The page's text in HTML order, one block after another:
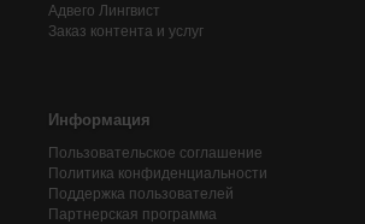
Адвего Лингвист
Заказ контента и услуг
Информация
Пользовательское соглашение
Политика конфиденциальности
Поддержка пользователей
Партнерская программа